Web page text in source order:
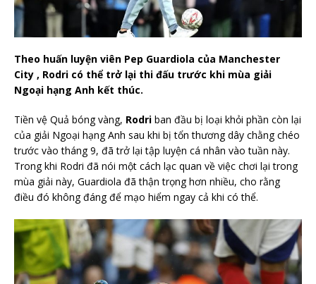
Theo huấn luyện viên Pep Guardiola của Manchester
City , Rodri có thể trở lại thi đấu trước khi mùa giải
Ngoại hạng Anh kết thúc.
Tiền vệ Quả bóng vàng, Rodri ban đầu bị loại khỏi phần còn lại
của giải Ngoại hạng Anh sau khi bị tổn thương dây chằng chéo
trước vào tháng 9, đã trở lại tập luyện cá nhân vào tuần này.
Trong khi Rodri đã nói một cách lạc quan về việc chơi lại trong
mùa giải này, Guardiola đã thận trọng hơn nhiều, cho rằng
điều đó không đáng để mạo hiểm ngay cả khi có thể.